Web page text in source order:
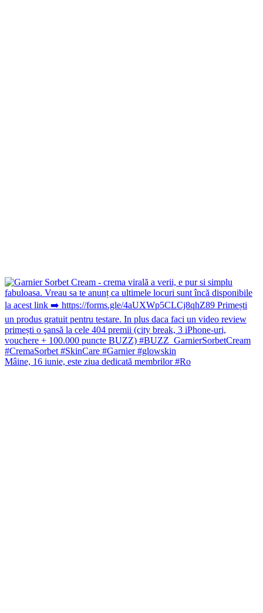
Mâine, 16 iunie, este ziua dedicată membrilor #Ro